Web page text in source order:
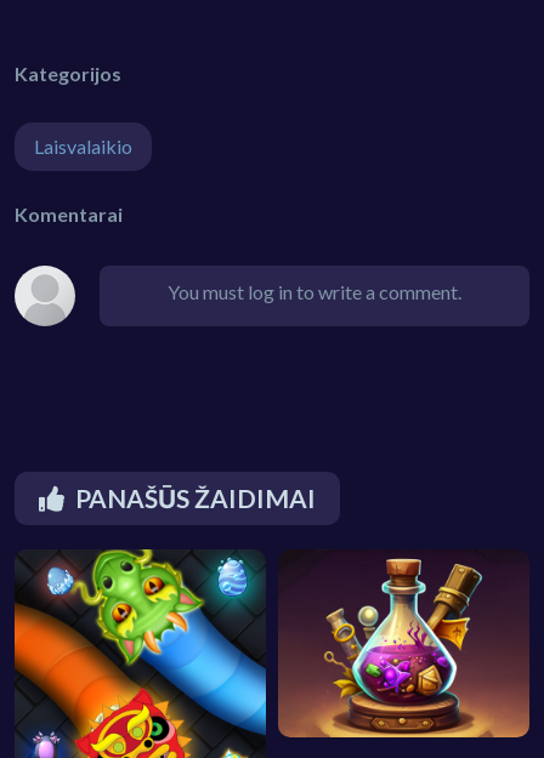
Kategorijos
Laisvalaikio
Komentarai
You must log in to write a comment.
PANAŠŪS ŽAIDIMAI